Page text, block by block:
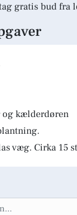
gratis bud fra
og kælderdøren
væg. Cirka 15